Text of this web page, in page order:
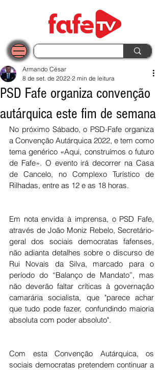
PSD Fafe organiza convenção
autárquica este fim de semana
Armando César
8 de set. de 2022 2 min de leitura
No próximo Sábado, o PSD-Fafe organiza
a Convenção Autárquica 2022, e tem como
tema genérico «Aqui, construímos o futuro
de Fafe». O evento irá decorrer na Casa
de Cancelo, no Complexo Turístico de
Rilhadas, entre as 12 e as 18 horas.
Em nota envida à imprensa, o PSD Fafe,
através de João Moniz Rebelo, Secretário-
geral dos sociais democratas fafenses,
não adianta detalhes sobre o discurso de
Rui Novais da Silva, marcado para o
período do “Balanço de Mandato”, mas
não deverão faltar críticas à governação
camarária socialista, que "parece achar
que tudo pode fazer, confundindo maioria
absoluta com poder absoluto".
Com esta Convenção Autárquica, os
sociais democratas pretendem continuar a